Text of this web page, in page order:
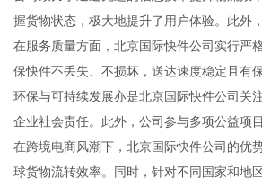
握货物状态，极大地提升了用户体验。此外
在服务质量方面，北京国际快件公司实行严
保快件不丢失、不损坏，送达速度稳定且有
环保与可持续发展亦是北京国际快件公司关
企业社会责任。此外，公司参与多项公益项
在跨境电商风潮下，北京国际快件公司的优
球货物流转效率。同时，针对不同国家和地